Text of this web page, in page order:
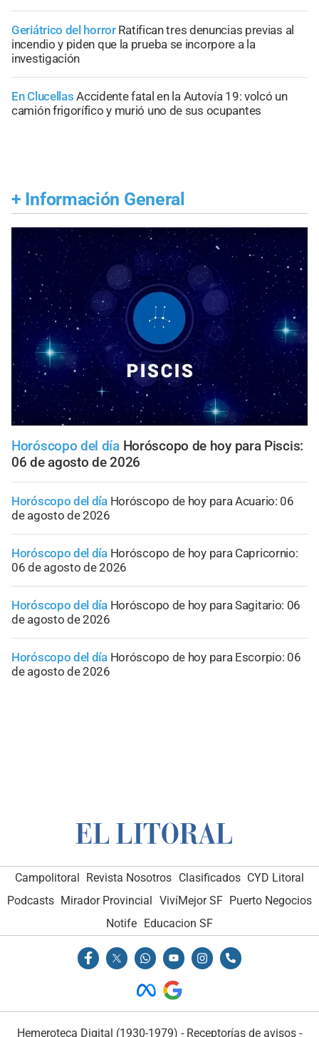
Geriátrico del horror Ratifican tres denuncias previas al
incendio y piden que la prueba se incorpore a la
investigación
En Clucellas Accidente fatal en la Autovía 19: volcó un
camión frigorífico y murió uno de sus ocupantes
+ Información General
Horóscopo del día Horóscopo de hoy para Piscis:
06 de agosto de 2026
Horóscopo del día Horóscopo de hoy para Acuario: 06
de agosto de 2026
Horóscopo del día Horóscopo de hoy para Capricornio:
06 de agosto de 2026
Horóscopo del día Horóscopo de hoy para Sagitario: 06
de agosto de 2026
Horóscopo del día Horóscopo de hoy para Escorpio: 06
de agosto de 2026
Campolitoral Revista Nosotros Clasificados CYD Litoral
Podcasts Mirador Provincial VivíMejor SF Puerto Negocios
Notife Educacion SF
Hemeroteca Digital (1930-1979) - Receptorías de avisos -